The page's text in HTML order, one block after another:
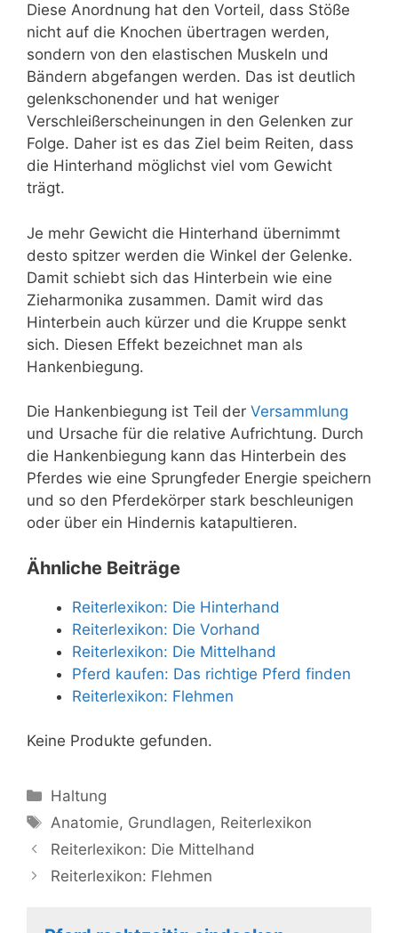
Diese Anordnung hat den Vorteil, dass Stöße
nicht auf die Knochen übertragen werden,
sondern von den elastischen Muskeln und
Bändern abgefangen werden. Das ist deutlich
gelenkschonender und hat weniger
Verschleißerscheinungen in den Gelenken zur
Folge. Daher ist es das Ziel beim Reiten, dass
die Hinterhand möglichst viel vom Gewicht
trägt.
Je mehr Gewicht die Hinterhand übernimmt
desto spitzer werden die Winkel der Gelenke.
Damit schiebt sich das Hinterbein wie eine
Zieharmonika zusammen. Damit wird das
Hinterbein auch kürzer und die Kruppe senkt
sich. Diesen Effekt bezeichnet man als
Hankenbiegung.
Die Hankenbiegung ist Teil der Versammlung
und Ursache für die relative Aufrichtung. Durch
die Hankenbiegung kann das Hinterbein des
Pferdes wie eine Sprungfeder Energie speichern
und so den Pferdekörper stark beschleunigen
oder über ein Hindernis katapultieren.
Ähnliche Beiträge
Reiterlexikon: Die Hinterhand
Reiterlexikon: Die Vorhand
Reiterlexikon: Die Mittelhand
Pferd kaufen: Das richtige Pferd finden
Reiterlexikon: Flehmen
Keine Produkte gefunden.
Kategorien
Haltung
Schlagwörter
Anatomie, Grundlagen, Reiterlexikon
Reiterlexikon: Die Mittelhand
Reiterlexikon: Flehmen